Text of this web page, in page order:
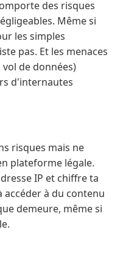
des risques
Même si
les simples
pas. Et les menaces
de données)
d'internautes
risques mais ne
plateforme légale.
IP et chiffre ta
accéder à du contenu
demeure, même si